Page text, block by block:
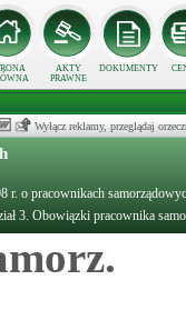
AKTY
PRAWNE
DOKUMENTY
Wyłącz reklamy, przeglądaj
r. o pracownikach
3. Obowiązki pracownika